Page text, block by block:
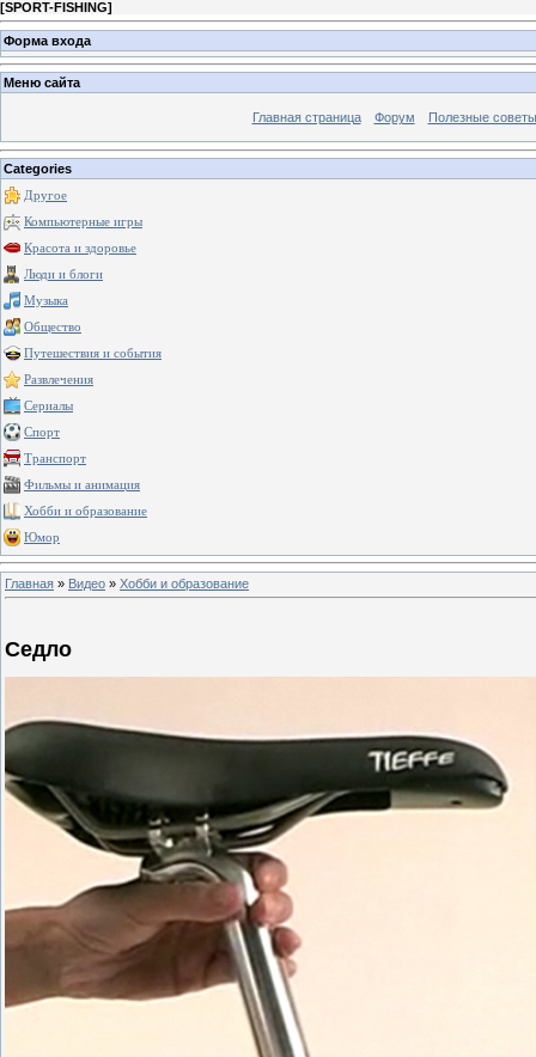
[SPORT-FISHING]
Форма входа
Меню сайта
Главная страница Форум Полезные советы
Categories
Другое
Компьютерные игры
Красота и здоровье
Люди и блоги
Музыка
Общество
Путешествия и события
Развлечения
Сериалы
Спорт
Транспорт
Фильмы и анимация
Хобби и образование
Юмор
Главная » Видео » Хобби и образование
Седло